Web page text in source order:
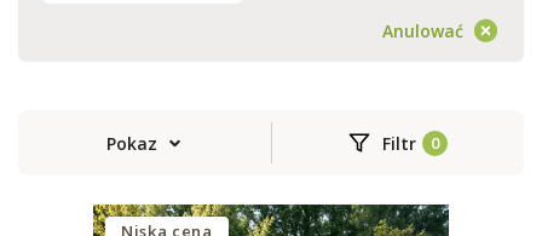
Anulować
Pokaz Filtr
Niska cena